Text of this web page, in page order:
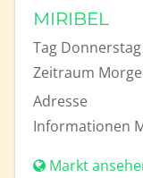
MIRIBEL
Tag Donnerstag
Zeitraum
Adresse
Informationen
Markt